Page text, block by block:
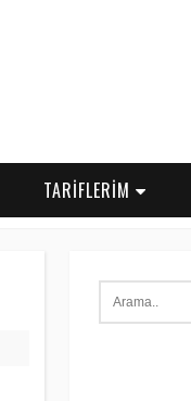
TARİFLERİM